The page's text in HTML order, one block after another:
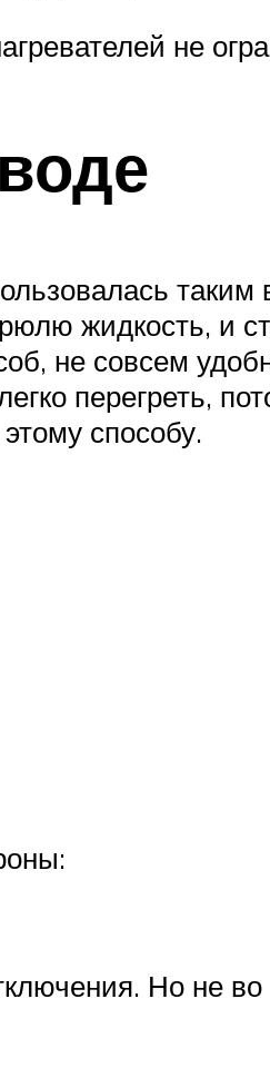
не
жидкость, и
не совсем
перегреть,
способу.
Но не